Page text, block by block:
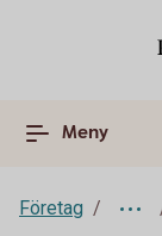
Meny
Företag